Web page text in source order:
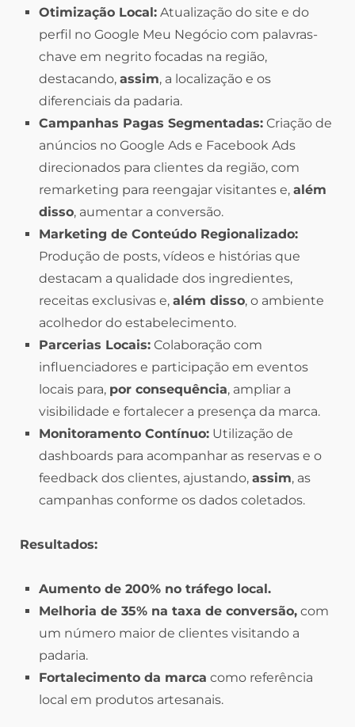
Otimização Local: Atualização do site e do
perfil no Google Meu Negócio com palavras-
chave em negrito focadas na região,
destacando, assim, a localização e os
diferenciais da padaria.
Campanhas Pagas Segmentadas: Criação de
anúncios no Google Ads e Facebook Ads
direcionados para clientes da região, com
remarketing para reengajar visitantes e, além
disso, aumentar a conversão.
Marketing de Conteúdo Regionalizado:
Produção de posts, vídeos e histórias que
destacam a qualidade dos ingredientes,
receitas exclusivas e, além disso, o ambiente
acolhedor do estabelecimento.
Parcerias Locais: Colaboração com
influenciadores e participação em eventos
locais para, por consequência, ampliar a
visibilidade e fortalecer a presença da marca.
Monitoramento Contínuo: Utilização de
dashboards para acompanhar as reservas e o
feedback dos clientes, ajustando, assim, as
campanhas conforme os dados coletados.
Resultados:
Aumento de 200% no tráfego local.
Melhoria de 35% na taxa de conversão, com
um número maior de clientes visitando a
padaria.
Fortalecimento da marca como referência
local em produtos artesanais.